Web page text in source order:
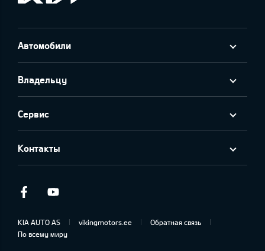
Автомобили
Владельцу
Сервис
Контакты
Facebook
KIA AUTO AS vikingmotors.ee
Обратная связь
По всему миру